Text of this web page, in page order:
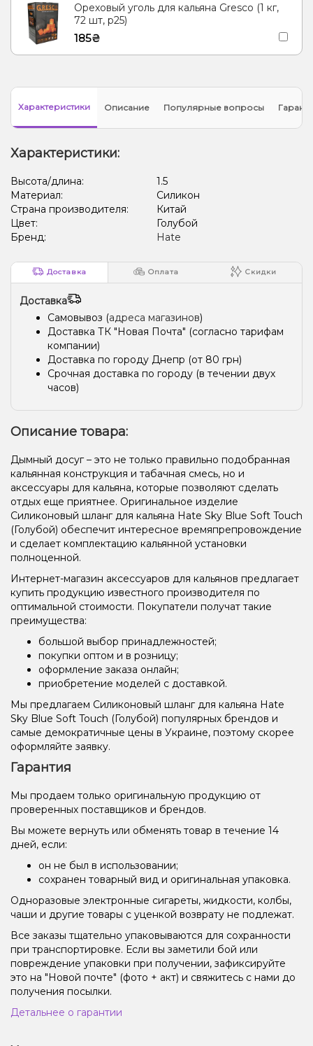
Ореховый уголь для кальяна Gresco (1 кг,
72 шт, р25)
185₴
Характеристики Описание Популярные вопросы
Характеристики:
Высота/длина:
1.5
Материал:
Силикон
Страна производителя:
Китай
Цвет:
Голубой
Бренд:
Hate
Доставка Оплата Скидки
Доставка
Самовывоз (адреса магазинов)
Доставка ТК "Новая Почта" (согласно тарифам
компании)
Доставка по городу Днепр (от 80 грн)
Срочная доставка по городу (в течении двух
часов)
Описание товара:
Дымный досуг – это не только правильно подобранная
кальянная конструкция и табачная смесь, но и
аксессуары для кальяна, которые позволяют сделать
отдых еще приятнее. Оригинальное изделие
Силиконовый шланг для кальяна Hate Sky Blue Soft Touch
(Голубой) обеспечит интересное времяпрепровождение
и сделает комплектацию кальянной установки
полноценной.
Интернет-магазин аксессуаров для кальянов предлагает
купить продукцию известного производителя по
оптимальной стоимости. Покупатели получат такие
преимущества:
большой выбор принадлежностей;
покупки оптом и в розницу;
оформление заказа онлайн;
приобретение моделей с доставкой.
Мы предлагаем Силиконовый шланг для кальяна Hate
Sky Blue Soft Touch (Голубой) популярных брендов и
самые демократичные цены в Украине, поэтому скорее
оформляйте заявку.
Гарантия
Мы продаем только оригинальную продукцию от
проверенных поставщиков и брендов.
Вы можете вернуть или обменять товар в течение 14
дней, если:
он не был в использовании;
сохранен товарный вид и оригинальная упаковка.
Одноразовые электронные сигареты, жидкости, колбы,
чаши и другие товары с уценкой возврату не подлежат.
Все заказы тщательно упаковываются для сохранности
при транспортировке. Если вы заметили бой или
повреждение упаковки при получении, зафиксируйте
это на "Новой почте" (фото + акт) и свяжитесь с нами до
получения посылки.
Детальнее о гарантии